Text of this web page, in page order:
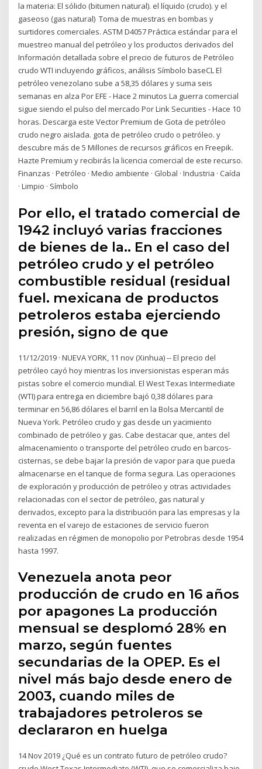
la materia: El sólido (bitumen natural). el líquido (crudo). y el
gaseoso (gas natural) Toma de muestras en bombas y
surtidores comerciales. ASTM D4057 Práctica estándar para el
muestreo manual del petróleo y los productos derivados del
Información detallada sobre el precio de futuros de Petróleo
crudo WTI incluyendo gráficos, análisis Símbolo baseCL El
petróleo venezolano sube a 58,35 dólares y suma seis
semanas en alza Por EFE - Hace 2 minutos La guerra comercial
sigue siendo el pulso del mercado Por Link Securities - Hace 10
horas. Descarga este Vector Premium de Gota de petróleo
crudo negro aislada. gota de petróleo crudo o petróleo. y
descubre más de 5 Millones de recursos gráficos en Freepik.
Hazte Premium y recibirás la licencia comercial de este recurso.
Finanzas · Petróleo · Medio ambiente · Global · Industria · Caída
· Limpio · Símbolo
Por ello, el tratado comercial de
1942 incluyó varias fracciones
de bienes de la.. En el caso del
petróleo crudo y el petróleo
combustible residual (residual
fuel. mexicana de productos
petroleros estaba ejerciendo
presión, signo de que
11/12/2019 · NUEVA YORK, 11 nov (Xinhua) -- El precio del
petróleo cayó hoy mientras los inversionistas esperan más
pistas sobre el comercio mundial. El West Texas Intermediate
(WTI) para entrega en diciembre bajó 0,38 dólares para
terminar en 56,86 dólares el barril en la Bolsa Mercantil de
Nueva York. Petróleo crudo y gas desde un yacimiento
combinado de petróleo y gas. Cabe destacar que, antes del
almacenamiento o transporte del petróleo crudo en barcos-
cisternas, se debe bajar la presión de vapor para que pueda
almacenarse en el tanque de forma segura. Las operaciones
de exploración y producción de petróleo y otras actividades
relacionadas con el sector de petróleo, gas natural y
derivados, excepto para la distribución para las empresas y la
reventa en el varejo de estaciones de servicio fueron
realizadas en régimen de monopolio por Petrobras desde 1954
hasta 1997.
Venezuela anota peor
producción de crudo en 16 años
por apagones La producción
mensual se desplomó 28% en
marzo, según fuentes
secundarias de la OPEP. Es el
nivel más bajo desde enero de
2003, cuando miles de
trabajadores petroleros se
declararon en huelga
14 Nov 2019 ¿Qué es un contrato futuro de petróleo crudo?